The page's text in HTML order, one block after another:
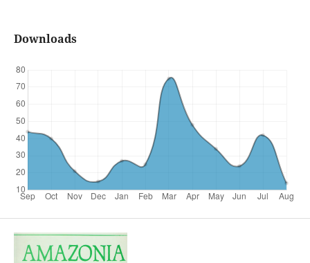
Downloads